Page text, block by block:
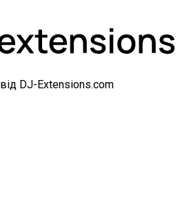
від DJ-Extensions.com